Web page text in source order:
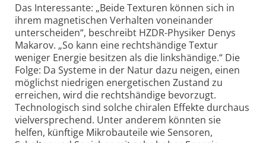
Das Interessante: „Beide Texturen können sich in
ihrem magnetischen Verhalten voneinander
unterscheiden“, beschreibt HZDR-Physiker Denys
Makarov. „So kann eine rechtshändige Textur
weniger Energie besitzen als die linkshändige.“ Die
Folge: Da Systeme in der Natur dazu neigen, einen
möglichst niedrigen energetischen Zustand zu
erreichen, wird die rechtshändige bevorzugt.
Technologisch sind solche chiralen Effekte durchaus
vielversprechend. Unter anderem könnten sie
helfen, künftige Mikro­bauteile wie Sensoren,